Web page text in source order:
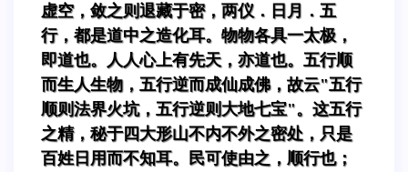
虚空，敛之则退藏于密，两仪．日月．五
行，都是道中之造化耳。物物各具一太极，
即道也。人人心上有先天，亦道也。五行顺
而生人生物，五行逆而成仙成佛，故云"五行
顺则法界火坑，五行逆则大地七宝"。这五行
之精，秘于四大形山不内不外之密处，只是
百姓日用而不知耳。民可使由之，顺行也；